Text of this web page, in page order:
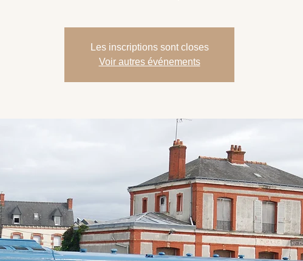
Les inscriptions sont closes
Voir autres événements